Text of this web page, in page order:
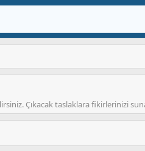
Çıkacak taslaklara fikirlerinizi